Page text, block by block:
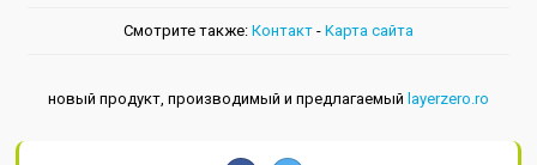
Смотрите также: Контакт - Kарта сайта
новый продукт, производимый и предлагаемый layerzero.ro